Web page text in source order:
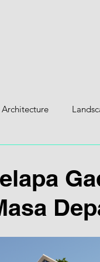
Architecture